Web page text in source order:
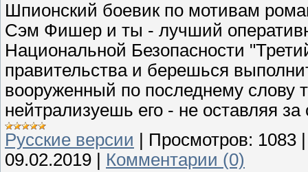
Шпионский боевик по мотивам
Сэм Фишер и ты - лучший
Национальной Безопасности
правительства и берешься
вооруженный по последнему слову
нейтрализуешь его - не оставляя
Русские версии
Просмотров: 1083
09.02.2019
Комментарии (0)